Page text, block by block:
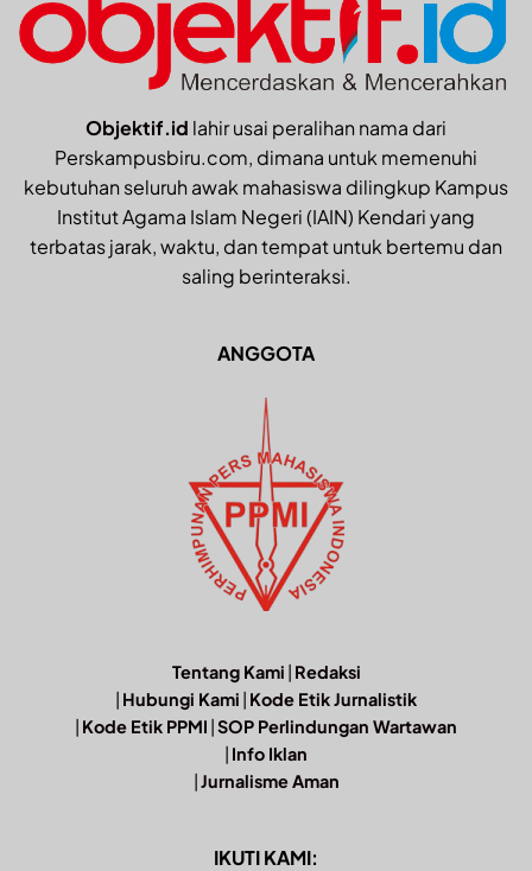
Objektif.id lahir usai peralihan nama dari
Perskampusbiru.com, dimana untuk memenuhi
kebutuhan seluruh awak mahasiswa dilingkup Kampus
Institut Agama Islam Negeri (IAIN) Kendari yang
terbatas jarak, waktu, dan tempat untuk bertemu dan
saling berinteraksi.
ANGGOTA
Tentang Kami | Redaksi
| Hubungi Kami | Kode Etik Jurnalistik
| Kode Etik PPMI |SOP Perlindungan Wartawan
| Info Iklan
|Jurnalisme Aman
IKUTI KAMI: